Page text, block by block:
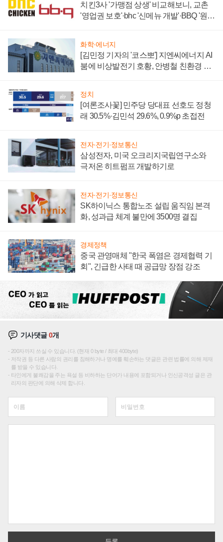
치킨3사 '가맹점 상생' 비교해보니, 교촌
'영업권 보호'·bhc '신메뉴 개발'·BBQ '원가
화학·에너지
[김민정 기자의 '코스뽀'] 지엔씨에너지 AI
붐에 비상발전기 호황, 안병철 친환경 에
정치
[여론조사꽃] 민주당 당대표 선호도 정청
래 30.5%·김민석 29.6%, 0.9%p 초접전
전자·전기·정보통신
삼성전자, 미국 오크리지국립연구소와
극저온 히트펌프 개발하기로
전자·전기·정보통신
SK하이닉스 통합노조 설립 움직임 본격
화, 성과급 체계 불만에 3500명 결집
경제정책
중국 관영매체 "한국 폭염은 경제협력 기
회", 긴급한 사태 때 공급망 장점 강조
기사댓글0개
200자까지 쓰실 수 있습니다. (현재 0 byte / 최대 400byte)
저작권 등 다른 사람의 권리를 침해하거나 명예를 훼손하는 댓글은 관련 법률에 의해 제재
를 받을 수 있습니다.
타인에게 불쾌감을 주는 욕설 등 비하하는 단어가 내용에 포함되거나 인신공격성 글은 관
리자의 판단에 의해 삭제 합니다.